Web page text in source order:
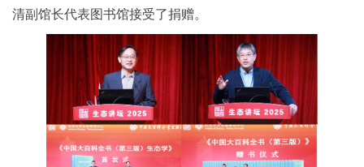
清副馆长代表图书馆接受了捐赠。